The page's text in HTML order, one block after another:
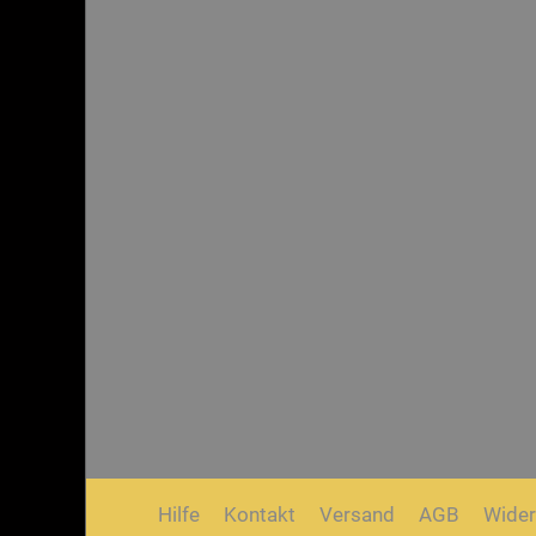
Hilfe Kontakt Versand AGB